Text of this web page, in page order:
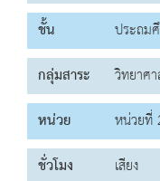
ชั้น
ประถม
กลุ่มสาระ
วิทยาศ
หน่วย
หน่วยที่
ชั่วโมง
เสียง